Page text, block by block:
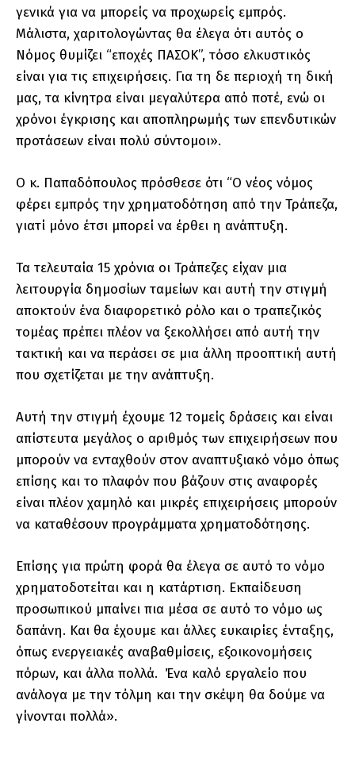
γενικά για να μπορείς να προχωρείς εμπρός.
Μάλιστα, χαριτολογώντας θα έλεγα ότι αυτός ο
Νόμος θυμίζει “εποχές ΠΑΣΟΚ”, τόσο ελκυστικός
είναι για τις επιχειρήσεις. Για τη δε περιοχή τη δική
μας, τα κίνητρα είναι μεγαλύτερα από ποτέ, ενώ οι
χρόνοι έγκρισης και αποπληρωμής των επενδυτικών
προτάσεων είναι πολύ σύντομοι».
Ο κ. Παπαδόπουλος πρόσθεσε ότι “Ο νέος νόμος
φέρει εμπρός την χρηματοδότηση από την Τράπεζα,
γιατί μόνο έτσι μπορεί να έρθει η ανάπτυξη.
Τα τελευταία 15 χρόνια οι Τράπεζες είχαν μια
λειτουργία δημοσίων ταμείων και αυτή την στιγμή
αποκτούν ένα διαφορετικό ρόλο και ο τραπεζικός
τομέας πρέπει πλέον να ξεκολλήσει από αυτή την
τακτική και να περάσει σε μια άλλη προοπτική αυτή
που σχετίζεται με την ανάπτυξη.
Αυτή την στιγμή έχουμε 12 τομείς δράσεις και είναι
απίστευτα μεγάλος ο αριθμός των επιχειρήσεων που
μπορούν να ενταχθούν στον αναπτυξιακό νόμο όπως
επίσης και το πλαφόν που βάζουν στις αναφορές
είναι πλέον χαμηλό και μικρές επιχειρήσεις μπορούν
να καταθέσουν προγράμματα χρηματοδότησης.
Επίσης για πρώτη φορά θα έλεγα σε αυτό το νόμο
χρηματοδοτείται και η κατάρτιση. Εκπαίδευση
προσωπικού μπαίνει πια μέσα σε αυτό το νόμο ως
δαπάνη. Και θα έχουμε και άλλες ευκαιρίες ένταξης,
όπως ενεργειακές αναβαθμίσεις, εξοικονομήσεις
πόρων, και άλλα πολλά. Ένα καλό εργαλείο που
ανάλογα με την τόλμη και την σκέψη θα δούμε να
γίνονται πολλά».